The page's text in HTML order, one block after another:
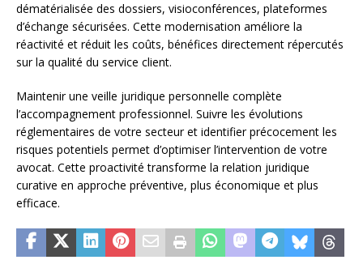
dématérialisée des dossiers, visioconférences, plateformes
d’échange sécurisées. Cette modernisation améliore la
réactivité et réduit les coûts, bénéfices directement répercutés
sur la qualité du service client.
Maintenir une veille juridique personnelle complète
l’accompagnement professionnel. Suivre les évolutions
réglementaires de votre secteur et identifier précocement les
risques potentiels permet d’optimiser l’intervention de votre
avocat. Cette proactivité transforme la relation juridique
curative en approche préventive, plus économique et plus
efficace.